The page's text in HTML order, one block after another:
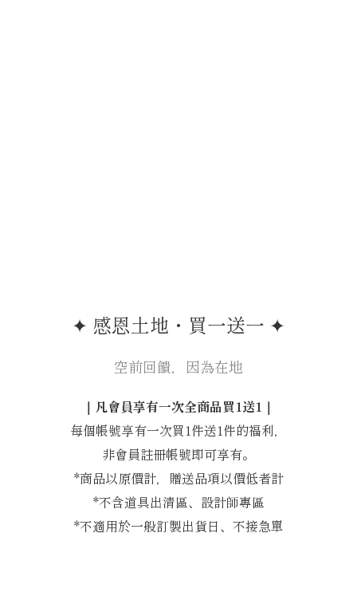
✦ 感恩土地・買一送一 ✦
空前回饋，因為在地
｜凡會員享有一次全商品買1送1｜
每個帳號享有一次買1件送1件的福利，
非會員註冊帳號即可享有。
*商品以原價計，贈送品項以價低者計
*不含道具出清區、設計師專區
*不適用於一般訂製出貨日、不接急單